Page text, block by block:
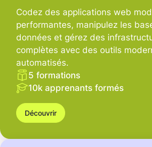
Codez des applications web
performantes, manipulez les
données et gérez des
complètes avec des outils
automatisés.
5 formations
10k apprenants formés
Découvrir